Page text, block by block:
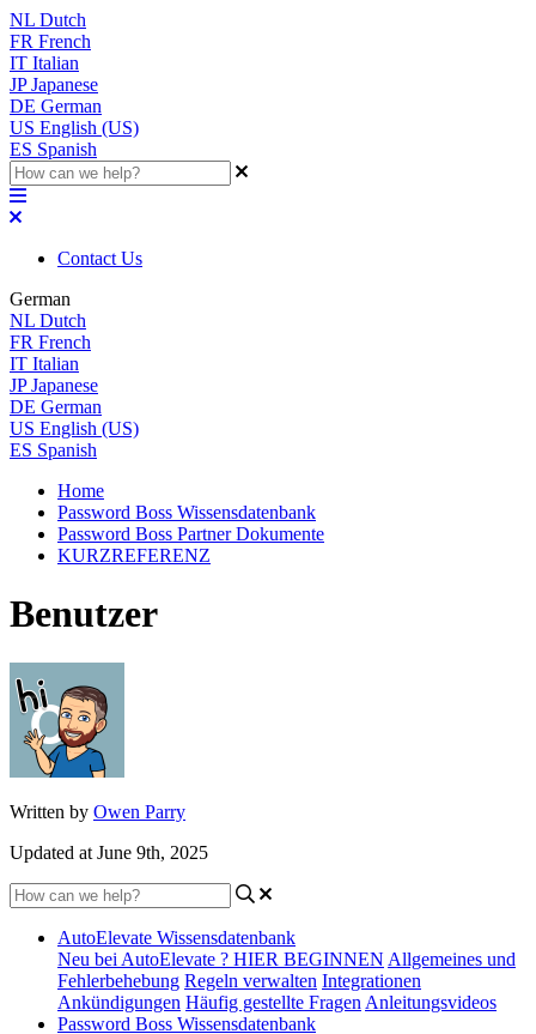
NL Dutch
FR French
IT Italian
JP Japanese
DE German
US English (US)
ES Spanish
Contact Us
German
NL Dutch
FR French
IT Italian
JP Japanese
DE German
US English (US)
ES Spanish
Home
Password Boss Wissensdatenbank
Password Boss Partner Dokumente
KURZREFERENZ
Benutzer
Written by Owen Parry
Updated at June 9th, 2025
AutoElevate Wissensdatenbank
Neu bei AutoElevate ? HIER BEGINNEN Allgemeines und
Fehlerbehebung Regeln verwalten Integrationen
Ankündigungen Häufig gestellte Fragen Anleitungsvideos
Password Boss Wissensdatenbank